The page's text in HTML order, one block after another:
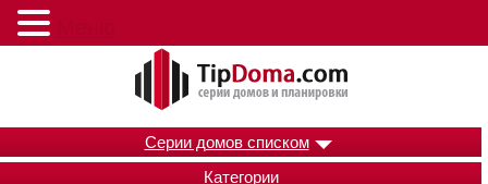
Серии домов списком
Категории